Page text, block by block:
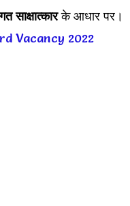
साक्षात्कारके आधार पर।
Vacancy 2022